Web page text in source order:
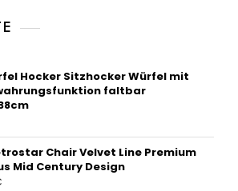
Hocker Sitzhocker Würfel mit
faltbar
Chair Velvet Line Premium
Mid Century Design